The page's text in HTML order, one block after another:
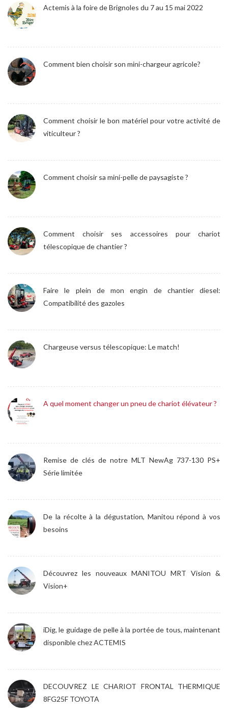
Actemis à la foire de Brignoles du 7 au 15 mai 2022
Comment bien choisir son mini-chargeur agricole?
Comment choisir le bon matériel pour votre activité de
viticulteur ?
Comment choisir sa mini-pelle de paysagiste ?
Comment choisir ses accessoires pour chariot
télescopique de chantier ?
Faire le plein de mon engin de chantier diesel:
Compatibilité des gazoles
Chargeuse versus télescopique: Le match!
A quel moment changer un pneu de chariot élévateur ?
Remise de clés de notre MLT NewAg 737-130 PS+
Série limitée
De la récolte à la dégustation, Manitou répond à vos
besoins
Découvrez les nouveaux MANITOU MRT Vision &
Vision+
iDig, le guidage de pelle à la portée de tous, maintenant
disponible chez ACTEMIS
DECOUVREZ LE CHARIOT FRONTAL THERMIQUE
8FG25F TOYOTA